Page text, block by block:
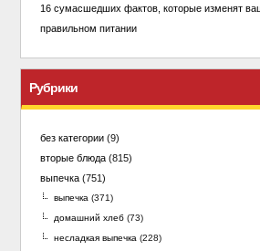
16 сумасшедших фактов, которые изменят
правильном питании
Рубрики
без категории(9)
вторые блюда(815)
выпечка(751)
выпечка (371)
домашний хлеб(73)
несладкая выпечка (228)